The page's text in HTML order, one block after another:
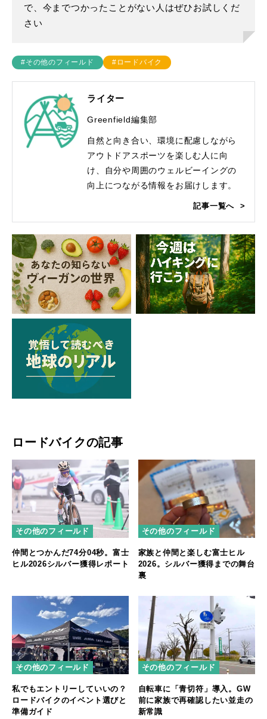
で、今までつかったことがない人はぜひお試しくだ
さい
#その他のフィールド #ロードバイク
ライター
Greenfield編集部
自然と向き合い、環境に配慮しながら
アウトドアスポーツを楽しむ人に向
け、自分や周囲のウェルビーイングの
向上につながる情報をお届けします。
記事一覧へ
ロードバイクの記事
その他のフィールド
仲間とつかんだ74分04秒。富士
ヒル2026シルバー獲得レポート
その他のフィールド
家族と仲間と楽しむ富士ヒル
2026。シルバー獲得までの舞台
裏
その他のフィールド
私でもエントリーしていいの？
ロードバイクのイベント選びと
準備ガイド
その他のフィールド
自転車に「青切符」導入。GW
前に家族で再確認したい並走の
新常識